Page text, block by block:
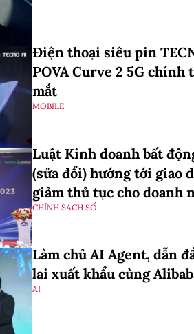
Điện thoại siêu pin
POVA Curve 2 5G chính
mắt
MOBILE
Luật Kinh doanh bất
(sửa đổi) hướng tới giao
giảm thủ tục cho doanh
CHÍNH SÁCH SỐ
Làm chủ AI Agent, dẫn
lai xuất khẩu cùng
AI